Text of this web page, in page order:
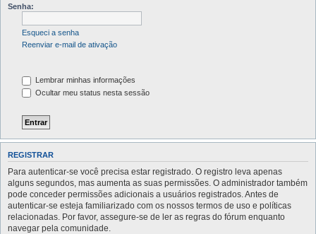
Senha:
Esqueci a senha
Reenviar e-mail de ativação
Lembrar minhas informações
Ocultar meu status nesta sessão
REGISTRAR
Para autenticar-se você precisa estar registrado. O registro leva apenas
alguns segundos, mas aumenta as suas permissões. O administrador também
pode conceder permissões adicionais a usuários registrados. Antes de
autenticar-se esteja familiarizado com os nossos termos de uso e políticas
relacionadas. Por favor, assegure-se de ler as regras do fórum enquanto
navegar pela comunidade.